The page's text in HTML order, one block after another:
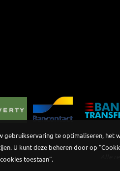
gebruikservaring te optimaliseren, het
U kunt deze beheren door op
toestaan".